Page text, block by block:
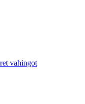
vahingot